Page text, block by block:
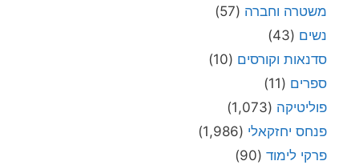
משטרה וחברה (57)
נשים (43)
סדנאות וקורסים (10)
ספרים (11)
פוליטיקה (1,073)
פנחס יחזקאלי (1,986)
פרקי לימוד (90)